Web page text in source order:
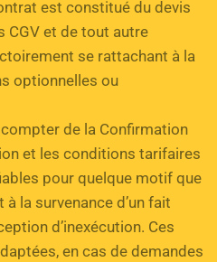
est constitué du devis
CGV et de tout autre
se rattachant à la
optionnelles ou
de la Confirmation
et les conditions tarifaires
pour quelque motif que
la survenance d’un fait
d’inexécution. Ces
en cas de demandes